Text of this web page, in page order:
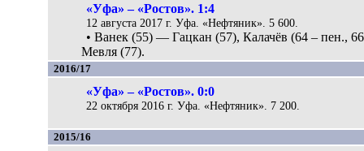
«Уфа» – «Ростов». 1:4
12 августа 2017 г. Уфа. «Нефтяник». 5 600.
• Ванек (55) — Гацкан (57), Калачёв (64 – пен.,
Мевля (77).
2016/17
«Уфа» – «Ростов». 0:0
22 октября 2016 г. Уфа. «Нефтяник». 7 200.
2015/16